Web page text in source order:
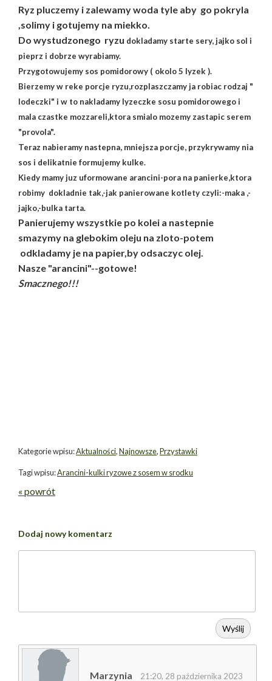
Ryz pluczemy i zalewamy woda tyle aby go pokryla
,solimy i gotujemy na miekko.
Do wystudzonego ryzu dokladamy starte sery, jajko sol i
pieprz i dobrze wyrabiamy.
Przygotowujemy sos pomidorowy ( okolo 5 lyzek ).
Bierzemy w reke porcje ryzu,rozplaszczamy ja robiac rodzaj "
lodeczki" i w to nakladamy lyzeczke sosu pomidorowego i
mala czastke mozzareli,ktora smialo mozemy zastapic serem
"provola".
Teraz nabieramy nastepna, mniejsza porcje, przykrywamy nia
sos i delikatnie formujemy kulke.
Kiedy mamy juz uformowane arancini-pora na panierke,ktora
robimy dokladnie tak,-jak panierowane kotlety czyli:-maka ,-
jajko,-bulka tarta.
Panierujemy wszystkie po kolei a nastepnie
smazymy na glebokim oleju na zloto-potem
odkladamy je na papier,by odsaczyc olej.
Nasze "arancini"--gotowe!
Smacznego!!!
Kategorie wpisu:Aktualności,Najnowsze,Przystawki
Tagi wpisu:Arancini-kulki ryzowe z sosem w srodku
« powrót
Dodaj nowy komentarz
Wyślij
Marzynia 21:20, 28 października 2023